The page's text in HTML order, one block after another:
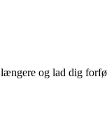
og lad dig